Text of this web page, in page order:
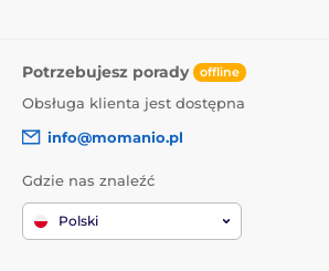
Potrzebujesz porady offline
Obsługa klienta jest dostępna
info@momanio.pl
Gdzie nas znaleźć
Polski